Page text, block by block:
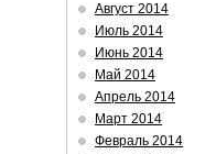
Август 2014
Июль 2014
Июнь 2014
Май 2014
Апрель 2014
Март 2014
Февраль 2014